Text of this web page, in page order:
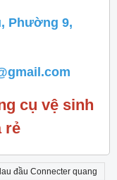
Phường 9,
cụ vệ sinh
rẻ
đầu Connecter quang